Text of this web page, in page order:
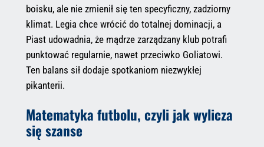
boisku, ale nie zmienił się ten specyficzny, zadziorny
klimat. Legia chce wrócić do totalnej dominacji, a
Piast udowadnia, że mądrze zarządzany klub potrafi
punktować regularnie, nawet przeciwko Goliatowi.
Ten balans sił dodaje spotkaniom niezwykłej
pikanterii.
Matematyka futbolu, czyli jak wylicza
się szanse